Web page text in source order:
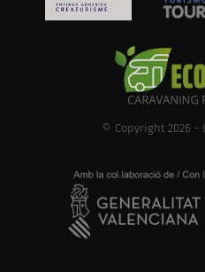
© Copyright 2026 -